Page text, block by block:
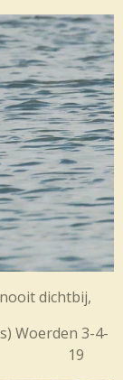
dichtbij,
Woerden 3-4-